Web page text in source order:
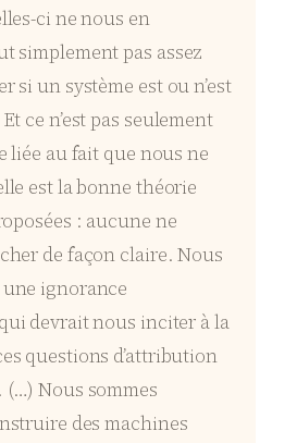
ci ne nous en
simplement pas assez
si un système est ou n’est
ce n’est pas seulement
au fait que nous ne
est la bonne théorie
: aucune ne
de façon claire. Nous
une ignorance
devrait nous inciter à la
questions d’attribution
Nous sommes
des machines